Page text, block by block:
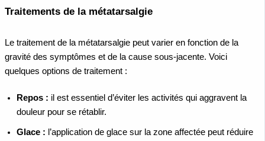
Traitements de la métatarsalgie
Le traitement de la métatarsalgie peut varier en fonction de la
gravité des symptômes et de la cause sous-jacente. Voici
quelques options de traitement :
Repos : il est essentiel d’éviter les activités qui aggravent la
douleur pour se rétablir.
Glace : l’application de glace sur la zone affectée peut réduire